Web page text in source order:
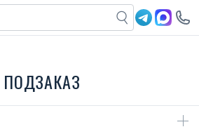
ПОДЗАКАЗ